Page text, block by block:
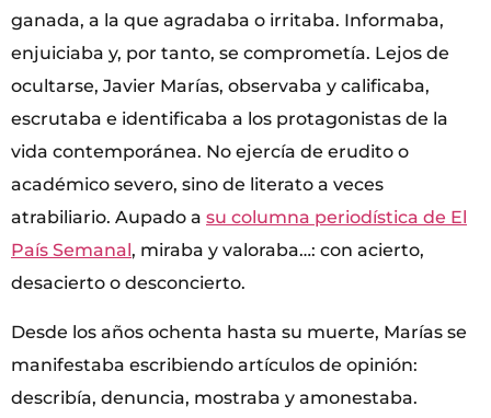
ganada, a la que agradaba o irritaba. Informaba,
enjuiciaba y, por tanto, se comprometía. Lejos de
ocultarse, Javier Marías, observaba y calificaba,
escrutaba e identificaba a los protagonistas de la
vida contemporánea. No ejercía de erudito o
académico severo, sino de literato a veces
atrabiliario. Aupado a su columna periodística de El
País Semanal, miraba y valoraba…: con acierto,
desacierto o desconcierto.
Desde los años ochenta hasta su muerte, Marías se
manifestaba escribiendo artículos de opinión:
describía, denuncia, mostraba y amonestaba.